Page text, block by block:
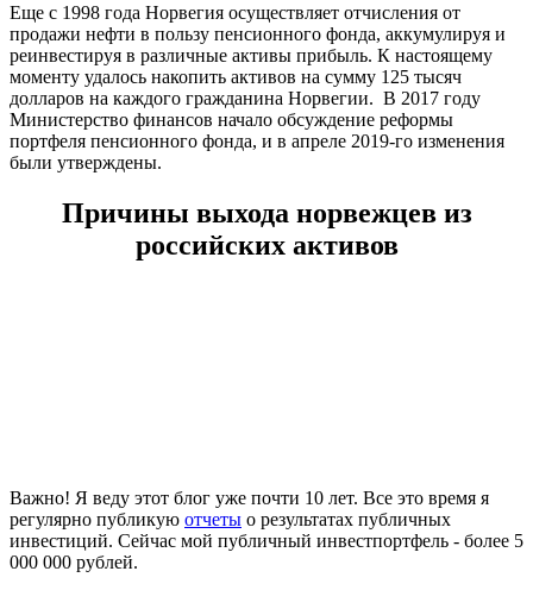
Еще с 1998 года Норвегия осуществляет отчисления от
продажи нефти в пользу пенсионного фонда, аккумулируя и
реинвестируя в различные активы прибыль. К настоящему
моменту удалось накопить активов на сумму 125 тысяч
долларов на каждого гражданина Норвегии. В 2017 году
Министерство финансов начало обсуждение реформы
портфеля пенсионного фонда, и в апреле 2019-го изменения
были утверждены.
Причины выхода норвежцев из
российских активов
Важно! Я веду этот блог уже почти 10 лет. Все это время я
регулярно публикую отчеты о результатах публичных
инвестиций. Сейчас мой публичный инвестпортфель - более 5
000 000 рублей.